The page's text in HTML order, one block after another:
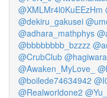
@XMLMr4l0KuEEzHm
@dekiru_gakusei
@adhara_mathphys
@bbbbbbbb_bzzzz
@CrubClub
@Awaken_MyLove_
@boilede74634942
@Realworldone2